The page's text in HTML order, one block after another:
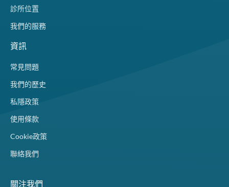
診所位置
我們的服務
資訊
常見問題
我們的歷史
私隱政策
使用條款
Cookie政策
聯絡我們
關注我們